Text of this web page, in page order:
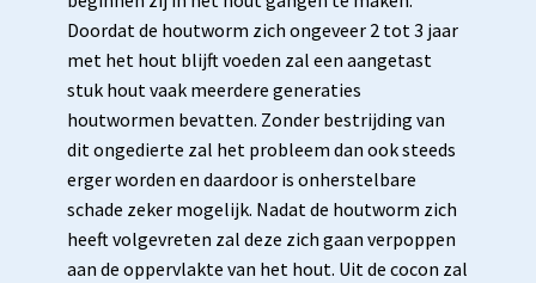
Doordat de houtworm zich ongeveer 2 tot 3 jaar
met het hout blijft voeden zal een aangetast
stuk hout vaak meerdere generaties
houtwormen bevatten. Zonder bestrijding van
dit ongedierte zal het probleem dan ook steeds
erger worden en daardoor is onherstelbare
schade zeker mogelijk. Nadat de houtworm zich
heeft volgevreten zal deze zich gaan verpoppen
aan de oppervlakte van het hout. Uit de cocon zal